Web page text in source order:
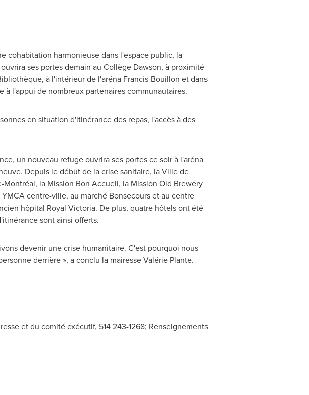
cohabitation harmonieuse dans l'espace public, la
ses portes demain au Collège Dawson, à proximité
à l'intérieur de l'aréna Francis-Bouillon et dans
à l'appui de nombreux partenaires communautaires.
en situation d'itinérance des repas, l'accès à des
un nouveau refuge ouvrira ses portes ce soir à l'aréna
Depuis le début de la crise sanitaire, la Ville de
la Mission Bon Accueil, la Mission Old Brewery
centre-ville, au marché Bonsecourset au centre
hôpital Royal-Victoria. De plus, quatre hôtels ont été
sont ainsi offerts.
devenir une crise humanitaire. C'est pourquoi nous
derrière », a conclu la mairesse Valérie Plante.
et du comité exécutif, 514 243-1268; Renseignements